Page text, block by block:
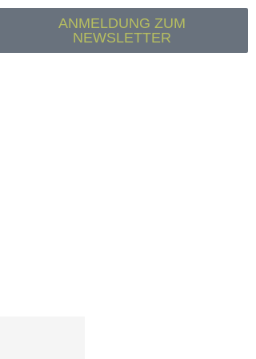
ANMELDUNG ZUM
NEWSLETTER